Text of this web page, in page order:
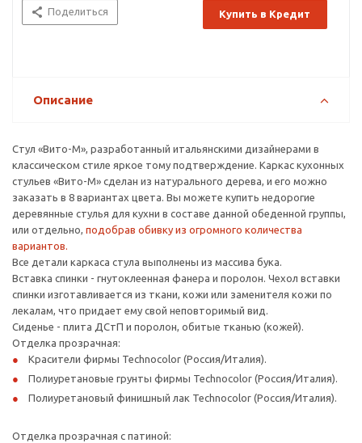
Поделиться Купить в Кредит
Описание
Стул «Вито-М», разработанный итальянскими дизайнерами в
классическом стиле яркое тому подтверждение. Каркас кухонных
стульев «Вито-М» сделан из натурального дерева, и его можно
заказать в 8 вариантах цвета. Вы можете купить недорогие
деревянные стулья для кухни в составе данной обеденной группы,
или отдельно, подобрав обивку из огромного количества
вариантов.
Все детали каркаса стула выполнены из массива бука.
Вставка спинки - гнутоклеенная фанера и поролон. Чехол вставки
спинки изготавливается из ткани, кожи или заменителя кожи по
лекалам, что придает ему свой неповторимый вид.
Сиденье - плита ДСтП и поролон, обитые тканью (кожей).
Отделка прозрачная:
Красители фирмы Technocolor (Россия/Италия).
Полиуретановые грунты фирмы Technocolor (Россия/Италия).
Полиуретановый финишный лак Technocolor (Россия/Италия).
Отделка прозрачная с патиной: